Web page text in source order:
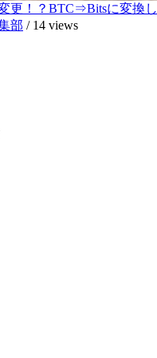
更！？BTC⇒Bitsに変換し
部 / 14 views